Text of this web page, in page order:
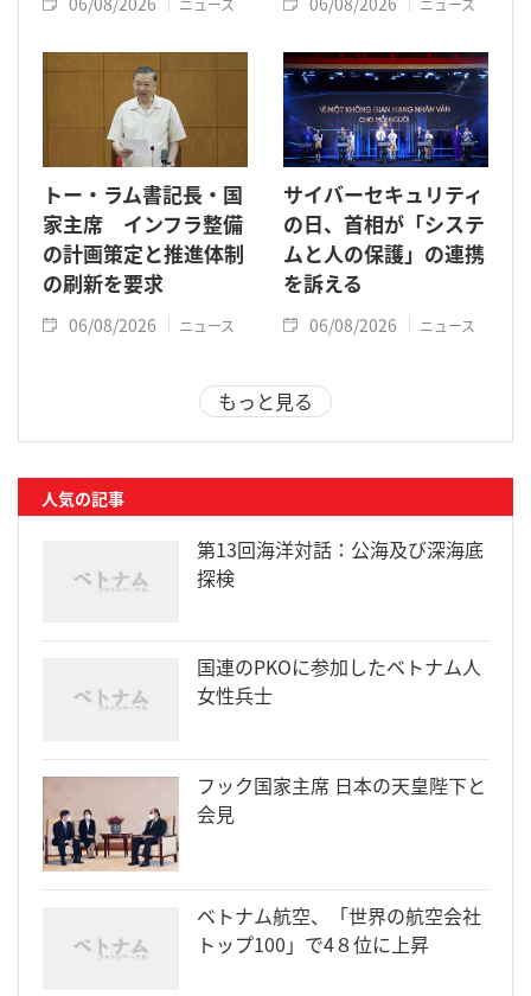
ニュース ニュース
トー・ラム書記長・国
家主席 インフラ整備
の計画策定と推進体制
の刷新を要求
06/08/2026 ニュース
サイバーセキュリティ
の日、首相が「システ
ムと人の保護」の連携
を訴える
06/08/2026 ニュース
もっと見る
人気の記事
第13回海洋対話：公海及び深海底
探検
国連のPKOに参加したベトナム人
女性兵士
フック国家主席 日本の天皇陛下と
会見
ベトナム航空、「世界の航空会社
トップ100」で4８位に上昇